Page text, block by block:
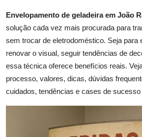
Envelopamento de geladeira em João
solução cada vez mais procurada para
sem trocar de eletrodoméstico. Seja para
renovar o visual, seguir tendências de
essa técnica oferece benefícios reais.
processo, valores, dicas, dúvidas
cuidados, tendências e cases de